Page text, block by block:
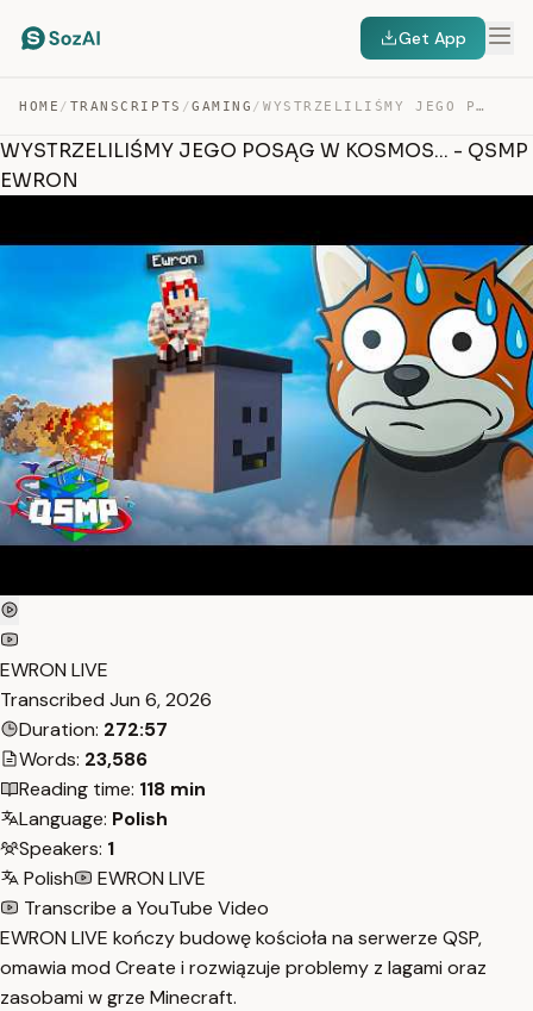
Get App
HOME / TRANSCRIPTS /GAMING / WYSTRZELILIŚMY JEGO POSĄG W KOSMOS… – QSMP EWRON — TRANSCRIPT
WYSTRZELILIŚMY JEGO POSĄG W KOSMOS... - QSMP
EWRON
EWRON LIVE
Transcribed Jun 6, 2026
Duration: 272:57
Words: 23,586
Reading time: 118 min
Language: Polish
Speakers: 1
Polish
EWRON LIVE
Transcribe a YouTube Video
EWRON LIVE kończy budowę kościoła na serwerze QSP,
omawia mod Create i rozwiązuje problemy z lagami oraz
zasobami w grze Minecraft.